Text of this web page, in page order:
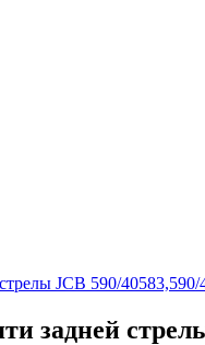
JCB 590/
задней